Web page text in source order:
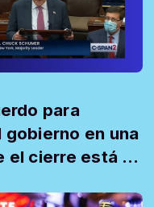
para
en una
el cierre está a